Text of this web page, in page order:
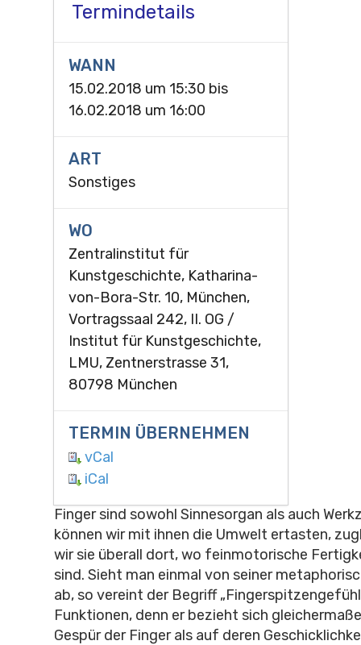
Termindetails
WANN
15.02.2018 um 15:30 bis
16.02.2018 um 16:00
ART
Sonstiges
WO
Zentralinstitut für
Kunstgeschichte, Katharina-
von-Bora-Str. 10, München,
Vortragssaal 242, II. OG /
Institut für Kunstgeschichte,
LMU, Zentnerstrasse 31,
80798 München
TERMIN ÜBERNEHMEN
vCal
iCal
Finger sind sowohl Sinnesorgan als auch
können wir mit ihnen die Umwelt ertasten,
wir sie überall dort, wo feinmotorische
sind. Sieht man einmal von seiner
ab, so vereint der Begriff
Funktionen, denn er bezieht sich
Gespür der Finger als auf deren